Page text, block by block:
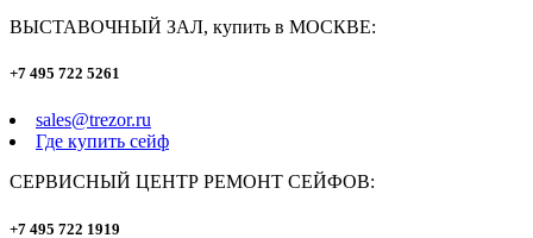
ВЫСТАВОЧНЫЙ ЗАЛ, купить в МОСКВЕ:
+7 495 722 5261
sales@trezor.ru
Где купить сейф
СЕРВИСНЫЙ ЦЕНТР РЕМОНТ СЕЙФОВ:
+7 495 722 1919